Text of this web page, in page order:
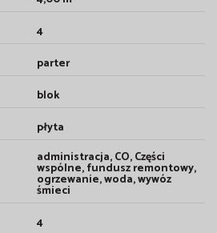
4
parter
blok
płyta
administracja, CO, Części
wspólne, fundusz remontowy,
ogrzewanie, woda, wywóz
śmieci
4